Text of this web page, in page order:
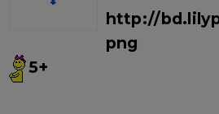
http://
png
5+